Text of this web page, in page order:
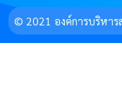
© 2021 องค์การบริหา